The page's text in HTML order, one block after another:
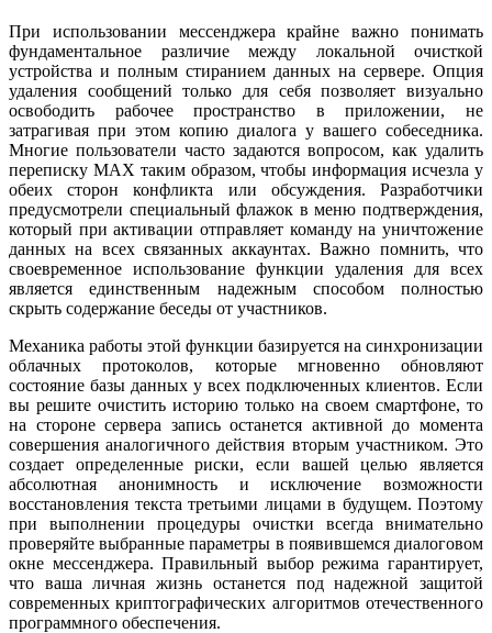
При использовании мессенджера крайне важно понимать
фундаментальное различие между локальной очисткой
устройства и полным стиранием данных на сервере. Опция
удаления сообщений только для себя позволяет визуально
освободить рабочее пространство в приложении, не
затрагивая при этом копию диалога у вашего собеседника.
Многие пользователи часто задаются вопросом, как удалить
переписку MAX таким образом, чтобы информация исчезла у
обеих сторон конфликта или обсуждения. Разработчики
предусмотрели специальный флажок в меню подтверждения,
который при активации отправляет команду на уничтожение
данных на всех связанных аккаунтах. Важно помнить, что
своевременное использование функции удаления для всех
является единственным надежным способом полностью
скрыть содержание беседы от участников.
Механика работы этой функции базируется на синхронизации
облачных протоколов, которые мгновенно обновляют
состояние базы данных у всех подключенных клиентов. Если
вы решите очистить историю только на своем смартфоне, то
на стороне сервера запись останется активной до момента
совершения аналогичного действия вторым участником. Это
создает определенные риски, если вашей целью является
абсолютная анонимность и исключение возможности
восстановления текста третьими лицами в будущем. Поэтому
при выполнении процедуры очистки всегда внимательно
проверяйте выбранные параметры в появившемся диалоговом
окне мессенджера. Правильный выбор режима гарантирует,
что ваша личная жизнь останется под надежной защитой
современных криптографических алгоритмов отечественного
программного обеспечения.